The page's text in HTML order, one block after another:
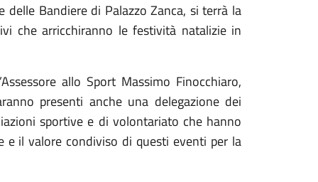
Bandiere di Palazzo Zanca, si terrà la
che arricchiranno le festività natalizie in
allo Sport Massimo Finocchiaro,
presenti anche una delegazione dei
sportive e di volontariato che hanno
e il valore condiviso di questi eventi per la